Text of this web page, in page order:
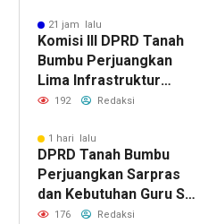
21 jam lalu
Komisi III DPRD Tanah
Bumbu Perjuangkan
Lima Infrastruktur
Strategis ke BPJN XI
192 Redaksi
1 hari lalu
DPRD Tanah Bumbu
Perjuangkan Sarpras
dan Kebutuhan Guru SMA
ke Pemprov Kalsel
176 Redaksi